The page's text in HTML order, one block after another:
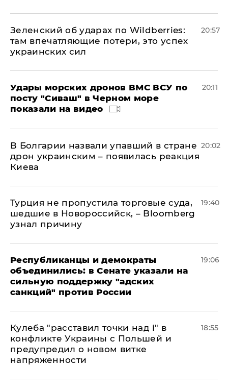
Зеленский об ударах по Wildberries:
там впечатляющие потери, это успех
украинских сил
20:57
Удары морских дронов ВМС ВСУ по
посту "Сиваш" в Черном море
показали на видео
20:11
В Болгарии назвали упавший в стране
дрон украинским – появилась реакция
Киева
20:02
Турция не пропустила торговые суда,
шедшие в Новороссийск, – Bloomberg
узнал причину
19:40
Республиканцы и демократы
объединились: в Сенате указали на
сильную поддержку "адских
санкций" против России
19:06
Кулеба "расставил точки над і" в
конфликте Украины с Польшей и
предупредил о новом витке
напряженности
18:55